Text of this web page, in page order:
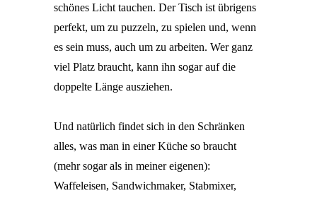
schönes Licht tauchen. Der Tisch ist übrigens
perfekt, um zu puzzeln, zu spielen und, wenn
es sein muss, auch um zu arbeiten. Wer ganz
viel Platz braucht, kann ihn sogar auf die
doppelte Länge ausziehen.
Und natürlich findet sich in den Schränken
alles, was man in einer Küche so braucht
(mehr sogar als in meiner eigenen):
Waffeleisen, Sandwichmaker, Stabmixer,